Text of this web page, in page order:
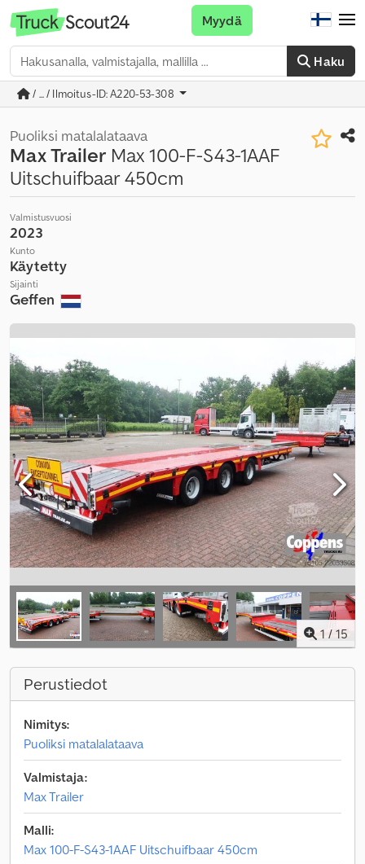
Haku
Myydä
/ ... / Ilmoitus-ID: A220-53-308
Puoliksi matalalataava
Max Trailer Max 100-F-S43-1AAF
Uitschuifbaar 450cm
Valmistusvuosi
2023
Kunto
Käytetty
Sijainti
Geffen
1 / 15
Perustiedot
Nimitys:
Puoliksi matalalataava
Valmistaja:
Max Trailer
Malli:
Max 100-F-S43-1AAF Uitschuifbaar 450cm